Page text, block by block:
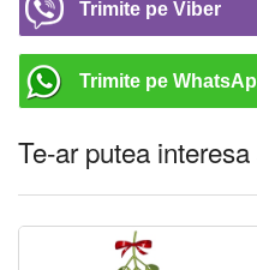
Trimite pe Viber
Trimite pe
Te-ar putea